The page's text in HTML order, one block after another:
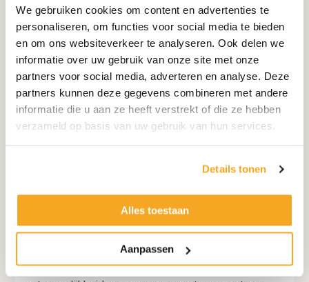
We gebruiken cookies om content en advertenties te
personaliseren, om functies voor social media te bieden
en om ons websiteverkeer te analyseren. Ook delen we
informatie over uw gebruik van onze site met onze
partners voor social media, adverteren en analyse. Deze
partners kunnen deze gegevens combineren met andere
informatie die u aan ze heeft verstrekt of die ze hebben
verzameld op basis van uw gebruik van hun services.
Details tonen
Alles toestaan
Aanpassen
na het einde van de overeenkomst bewaard worden in
verband met fiscale bewaartermijnen (administratie 7
jaar), juridische vervaltermijnen (het indienen van
claims binnen een bepaalde periode) of omdat u een
account bij ons heeft en in de toekomst nog
bestellingen gaat plaatsen.
Derden:
Uw persoonsgegevens worden niet aan derden
dit noodzakelijk is voor de uitvoering van de
overeenkomst, zoals het verstrekken van uw
adresgegevens aan de pakketbezorger. In enkele
gevallen kan de informatie intern gedeeld worden.
Onze werknemers zijn verplicht om de